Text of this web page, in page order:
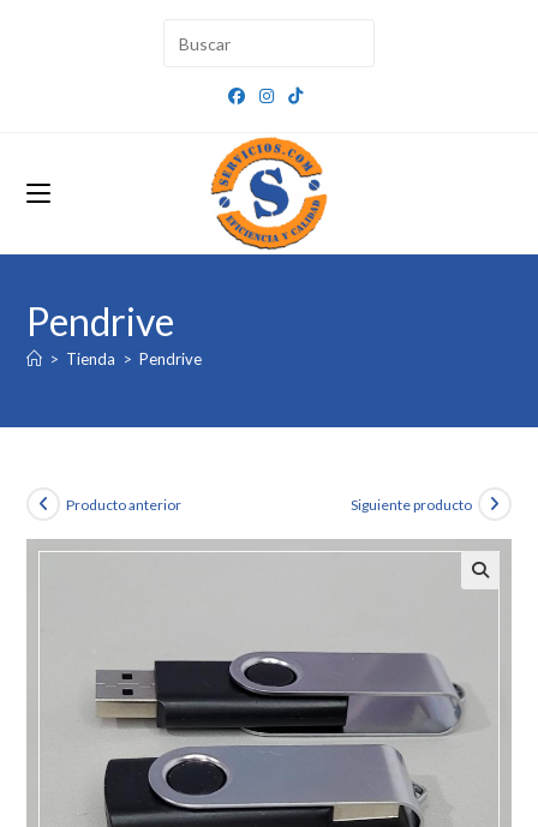
Pendrive
> Tienda > Pendrive
Producto anterior Siguiente producto